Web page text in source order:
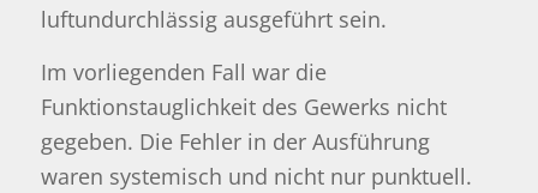
luftundurchlässig ausgeführt sein.
Im vorliegenden Fall war die
Funktionstauglichkeit des Gewerks nicht
gegeben. Die Fehler in der Ausführung
waren systemisch und nicht nur punktuell.